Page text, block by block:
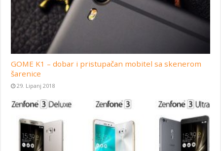
GOME K1 – dobar i pristupačan mobitel sa skenerom
šarenice
29. Lipanj 2018